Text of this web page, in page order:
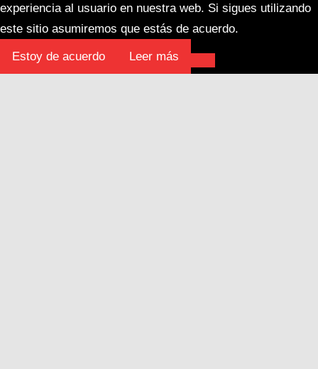
experiencia al usuario en nuestra web. Si sigues utilizando
este sitio asumiremos que estás de acuerdo.
Estoy de acuerdo Leer más